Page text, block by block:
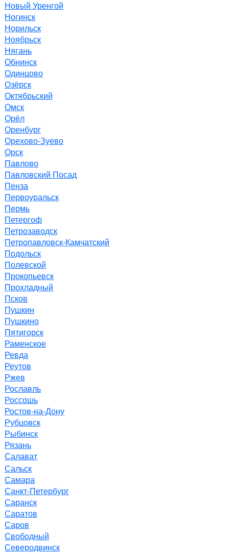
Новый Уренгой
Ногинск
Норильск
Ноябрьск
Нягань
Обнинск
Одинцово
Озёрск
Октябрьский
Омск
Орёл
Оренбург
Орехово-Зуево
Орск
Павлово
Павловский Посад
Пенза
Первоуральск
Пермь
Петергоф
Петрозаводск
Петропавловск-Камчатский
Подольск
Полевской
Прокопьевск
Прохладный
Псков
Пушкин
Пушкино
Пятигорск
Раменское
Ревда
Реутов
Ржев
Рославль
Россошь
Ростов-на-Дону
Рубцовск
Рыбинск
Рязань
Салават
Сальск
Самара
Санкт-Петербург
Саранск
Саратов
Саров
Свободный
Северодвинск